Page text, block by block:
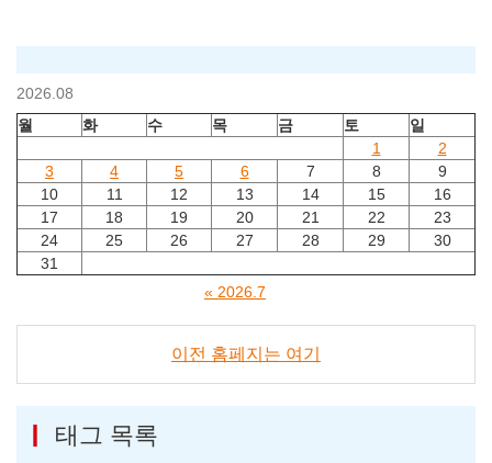
2026.08
월
화 수 목 금 토
일
1
2
3
4 5 6 7 8
9
10
11 12 13 14 15
16
17
18 19 20 21 22
23
24
25 26 27 28 29
30
31
« 2026.7
이전 홈페지는 여기
태그 목록